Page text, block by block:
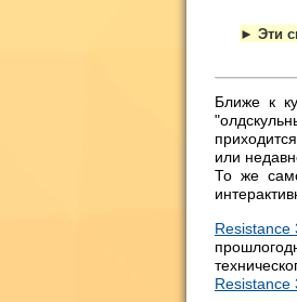
► Эти
Ближе к
или
То же
Resistance
Resistance